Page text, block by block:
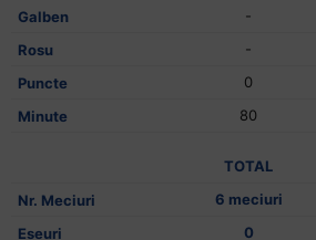
-
-
0
80
TOTAL
6 meciuri
0